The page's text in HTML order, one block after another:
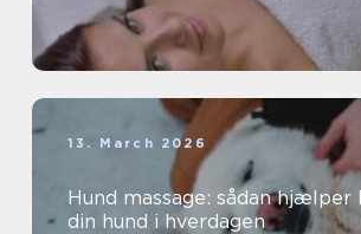
13. March 2026
Hund massage: sådan hjælper
din hund i hverdagen